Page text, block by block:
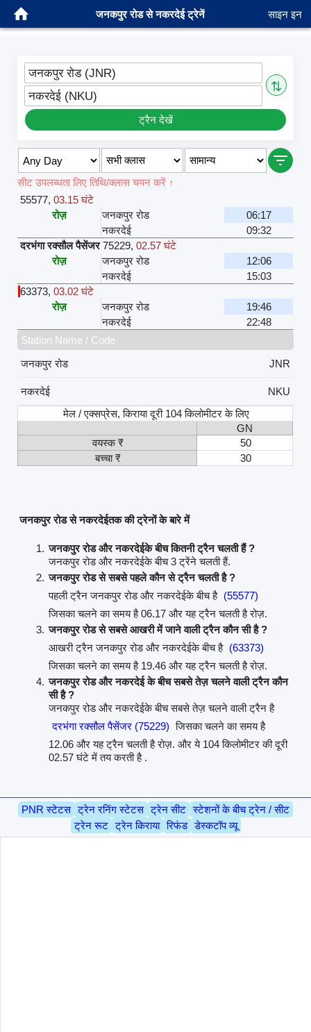
जनकपुर रोड से नकरदेई ट्रेनें साइन इन
जनकपुर रोड (JNR)
⇅
नकरदेई (NKU)
ट्रैन देखें
सीट उपलब्धता लिए तिथि/क्लास चयन करें ↑
55577,03.15 घंटे
रोज़
जनकपुर रोड
06:17
नकरदेई
09:32
दरभंगा रक्सौल पैसेंजर 75229,02.57 घंटे
रोज़
जनकपुर रोड
12:06
नकरदेई
15:03
63373,03.02 घंटे
रोज़
जनकपुर रोड
19:46
नकरदेई
22:48
Station Name / Code
जनकपुर रोड
JNR
नकरदेई
NKU
मेल / एक्सप्रेस, किराया दूरी 104 किलोमीटर के लिए
GN
वयस्क ₹
50
बच्चा ₹
30
जनकपुर रोड से नकरदेईतक की ट्रेनों के बारे में
जनकपुर रोड और नकरदेईके बीच कितनी ट्रैन चलती हैं ?
जनकपुर रोड और नकरदेईके बीच 3 ट्रेंने चलती हैं.
जनकपुर रोड से सबसे पहले कौन से ट्रैन चलती है ?
पहली ट्रैन जनकपुर रोड और नकरदेईके बीच है (55577)
जिसका चलने का समय है 06.17 और यह ट्रैन चलती है रोज़.
जनकपुर रोड से सबसे आखरी में जाने वाली ट्रैन कौन सी है ?
आखरी ट्रैन जनकपुर रोड और नकरदेईके बीच है (63373)
जिसका चलने का समय है 19.46 और यह ट्रैन चलती है रोज़.
जनकपुर रोड और नकरदेई के बीच सबसे तेज़ चलने वाली ट्रैन कौन
सी है ?
जनकपुर रोड और नकरदेईके बीच सबसे तेज़ चलने वाली ट्रैन है
दरभंगा रक्सौल पैसेंजर (75229) जिसका चलने का समय है
12.06 और यह ट्रैन चलती है रोज़. और ये 104 किलोमीटर की दूरी
02.57 घंटे में तय करती है .
PNR स्टेटस ट्रेन रनिंग स्टेटस ट्रेन सीट स्टेशनों के बीच ट्रेन / सीट
ट्रेन रूट ट्रेन किराया रिफंड डेस्कटॉप व्यू